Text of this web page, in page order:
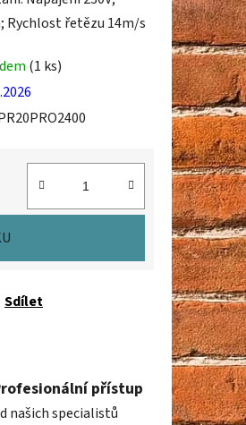
Rychlost řetězu 14m/s
(1 ks)
Sdílet
přístup
našich specialistů